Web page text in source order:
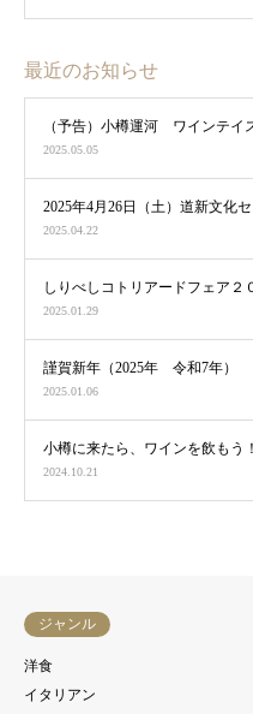
最近のお知らせ
（予告）小樽運河 ワインテイ
2025.05.05
2025年4月26日（土）道新文化
2025.04.22
しりべしコトリアードフェア２
2025.01.29
謹賀新年（2025年 令和7年）
2025.01.06
小樽に来たら、ワインを飲もう！
2024.10.21
ジャンル
洋食
イタリアン